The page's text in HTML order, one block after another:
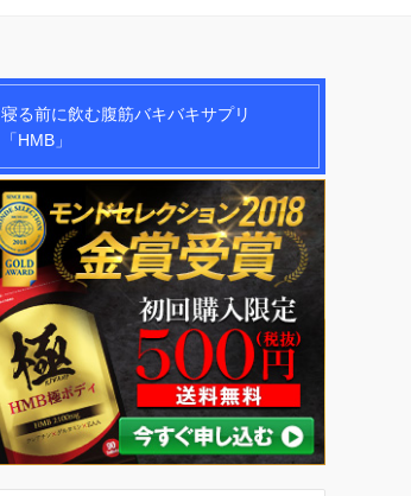
寝る前に飲む腹筋バキバキサプリ
「HMB」